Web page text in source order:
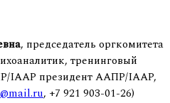
, председатель оргкомитета
тренинговый
IAAP президент ААПР/IAAP,
, +7 921 903-01-26)